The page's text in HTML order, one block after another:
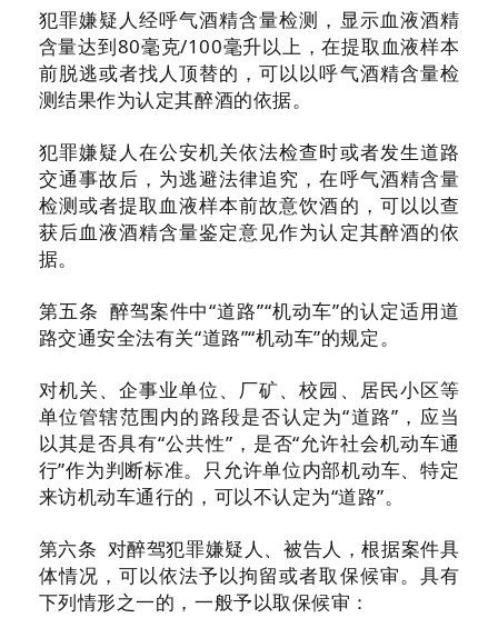
犯罪嫌疑人经呼气酒精含量检测，显示血液酒精
含量达到80毫克/100毫升以上，在提取血液样本
前脱逃或者找人顶替的，可以以呼气酒精含量检
测结果作为认定其醉酒的依据。
犯罪嫌疑人在公安机关依法检查时或者发生道路
交通事故后，为逃避法律追究，在呼气酒精含量
检测或者提取血液样本前故意饮酒的，可以以查
获后血液酒精含量鉴定意见作为认定其醉酒的依
据。
第五条 醉驾案件中“道路”“机动车”的认定适用道
路交通安全法有关“道路”“机动车”的规定。
对机关、企事业单位、厂矿、校园、居民小区等
单位管辖范围内的路段是否认定为“道路”，应当
以其是否具有“公共性”，是否“允许社会机动车通
行”作为判断标准。只允许单位内部机动车、特定
来访机动车通行的，可以不认定为“道路”。
第六条 对醉驾犯罪嫌疑人、被告人，根据案件具
体情况，可以依法予以拘留或者取保候审。具有
下列情形之一的，一般予以取保候审：